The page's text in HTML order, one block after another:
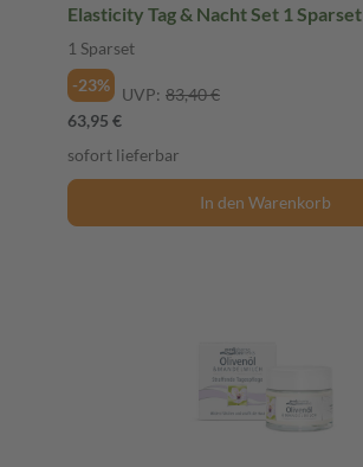
Elasticity Tag & Nacht Set 1 Sparset
1 Sparset
-23%
UVP: 83,40 €
63,95 €
sofort lieferbar
In den Warenkorb